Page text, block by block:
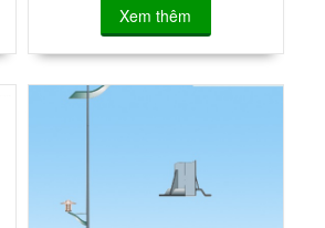
Xem thêm